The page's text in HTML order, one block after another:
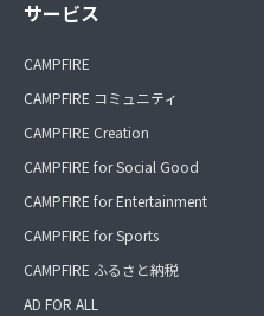
サービス
CAMPFIRE
CAMPFIRE コミュニティ
CAMPFIRE Creation
CAMPFIRE for Social Good
CAMPFIRE for Entertainment
CAMPFIRE for Sports
CAMPFIRE ふるさと納税
AD FOR ALL